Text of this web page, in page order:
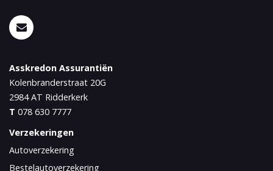
Asskredon Assurantiën
Kolenbranderstraat 20G
2984 AT Ridderkerk
T 078 630 7777
Verzekeringen
Autoverzekering
Bestelautoverzekering